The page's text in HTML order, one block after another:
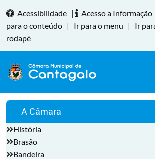
Acessibilidade | Acesso a Informação
para o conteúdo | Ir para o menu |
Ir
rodapé
A Câmara
História
Brasão
Bandeira